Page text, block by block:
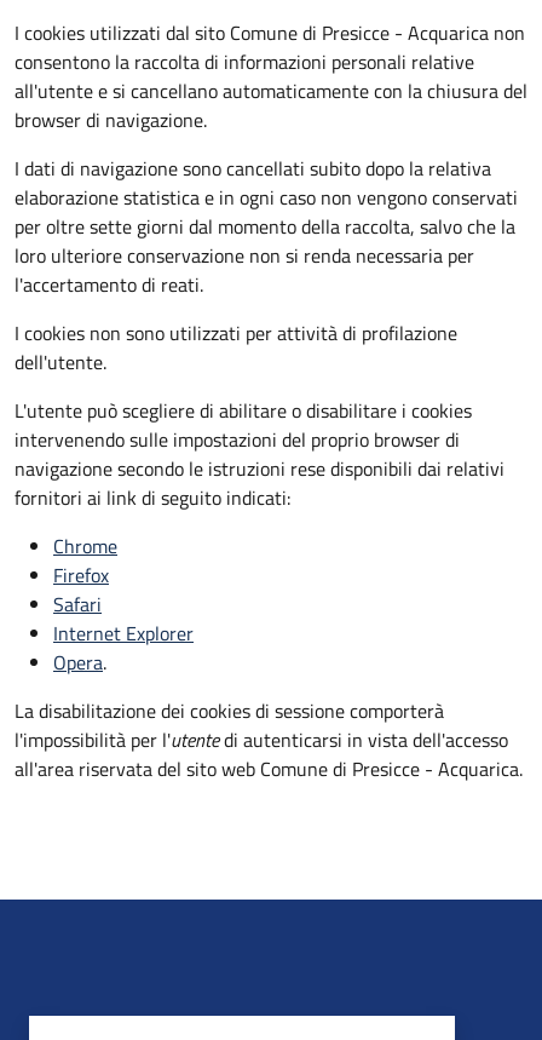
I cookies utilizzati dal sito Comune di Presicce - Acquarica non
consentono la raccolta di informazioni personali relative
all'utente e si cancellano automaticamente con la chiusura del
browser di navigazione.
I dati di navigazione sono cancellati subito dopo la relativa
elaborazione statistica e in ogni caso non vengono conservati
per oltre sette giorni dal momento della raccolta, salvo che la
loro ulteriore conservazione non si renda necessaria per
l'accertamento di reati.
I cookies non sono utilizzati per attività di profilazione
dell'utente.
L'utente può scegliere di abilitare o disabilitare i cookies
intervenendo sulle impostazioni del proprio browser di
navigazione secondo le istruzioni rese disponibili dai relativi
fornitori ai link di seguito indicati:
Chrome
Firefox
Safari
Internet Explorer
Opera.
La disabilitazione dei cookies di sessione comporterà
l'impossibilità per l'utentedi autenticarsi in vista dell'accesso
all'area riservata del sito web Comune di Presicce - Acquarica.